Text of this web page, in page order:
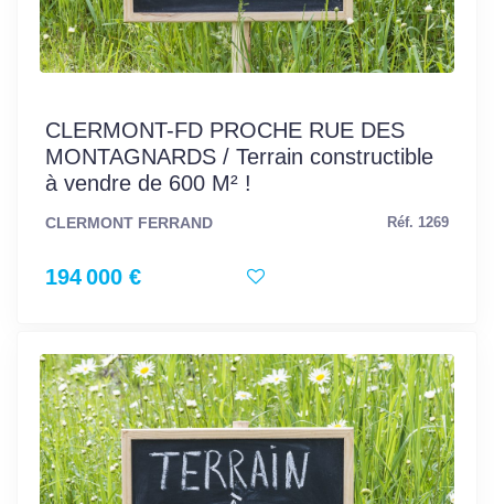
CLERMONT-FD PROCHE RUE DES
MONTAGNARDS / Terrain constructible
à vendre de 600 M² !
CLERMONT FERRAND Réf. 1269
194 000 €